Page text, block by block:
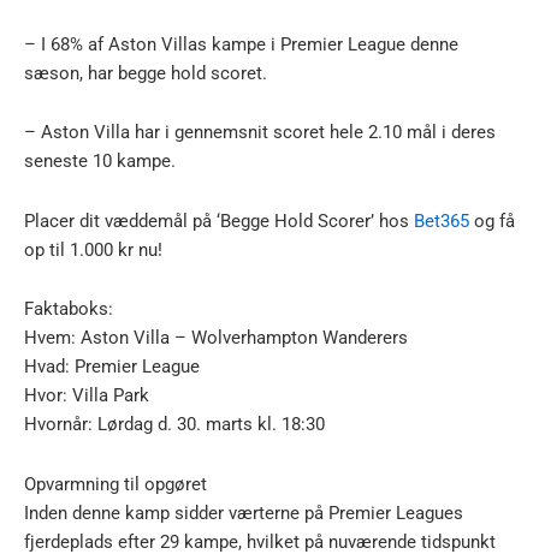
– I 68% af Aston Villas kampe i Premier League denne
sæson, har begge hold scoret.
– Aston Villa har i gennemsnit scoret hele 2.10 mål i deres
seneste 10 kampe.
Placer dit væddemål på ‘Begge Hold Scorer’ hos Bet365 og få
op til 1.000 kr nu!
Faktaboks:
Hvem: Aston Villa – Wolverhampton Wanderers
Hvad: Premier League
Hvor: Villa Park
Hvornår: Lørdag d. 30. marts kl. 18:30
Opvarmning til opgøret
Inden denne kamp sidder værterne på Premier Leagues
fjerdeplads efter 29 kampe, hvilket på nuværende tidspunkt